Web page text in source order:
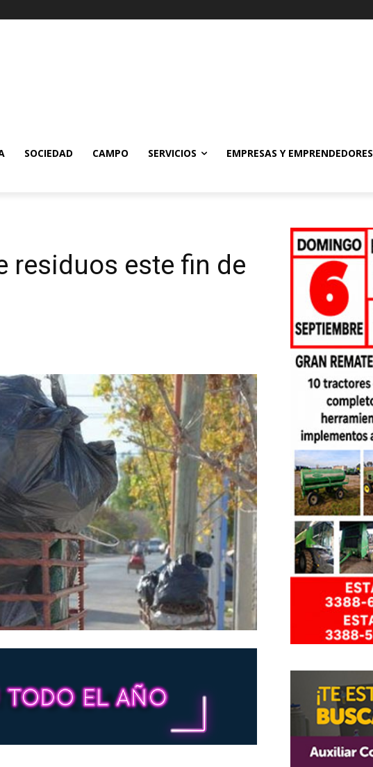
SOCIEDAD CAMPO SERVICIOS EMPRESAS Y EMPRENDEDORES
residuos este fin de